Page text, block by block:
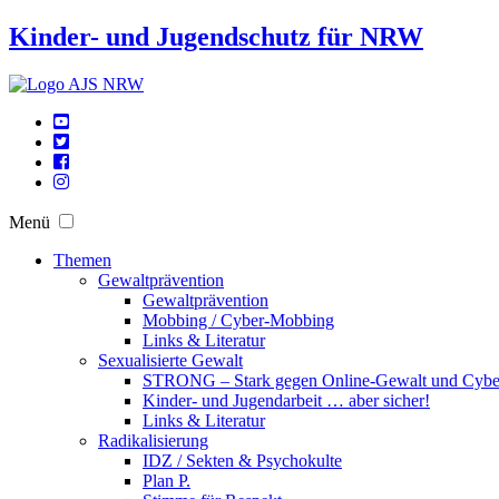
Kinder- und Jugendschutz für NRW
Menü
Themen
Gewaltprävention
Gewaltprävention
Mobbing / Cyber-Mobbing
Links & Literatur
Sexualisierte Gewalt
STRONG – Stark gegen Online-Gewalt und
Kinder- und Jugendarbeit … aber sicher!
Links & Literatur
Radikalisierung
IDZ / Sekten & Psychokulte
Plan P.